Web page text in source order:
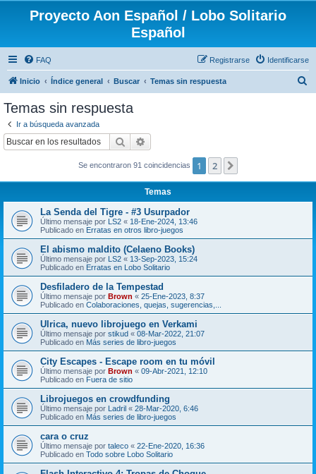
Proyecto Aon Español / Lobo Solitario
Español
FAQ Identificarse
Registrarse
Inicio Índice general Buscar Temas sin respuesta
Temas sin respuesta
Ir a búsqueda avanzada
Buscar
Se encontraron 91 coincidencias 1 2
Temas
La Senda del Tigre - #3 Usurpador
Último mensaje por LS2 « 18-Ene-2024, 13:46
Publicado en Erratas en otros libro-juegos
El abismo maldito (Celaeno Books)
Último mensaje por LS2 « 13-Sep-2023, 15:24
Publicado en Erratas en Lobo Solitario
Desfiladero de la Tempestad
Último mensaje por Brown « 25-Ene-2023, 8:37
Publicado en Colaboraciones, quejas, sugerencias,...
Ulrica, nuevo librojuego en Verkami
Último mensaje por stikud « 08-Mar-2022, 21:07
Publicado en Más series de libro-juegos
City Escapes - Escape room en tu móvil
Último mensaje por Brown « 09-Abr-2021, 12:10
Publicado en Fuera de sitio
Librojuegos en crowdfunding
Último mensaje por Ladril « 28-Mar-2020, 6:46
Publicado en Más series de libro-juegos
cara o cruz
Último mensaje por taleco « 22-Ene-2020, 16:36
Publicado en Todo sobre Lobo Solitario